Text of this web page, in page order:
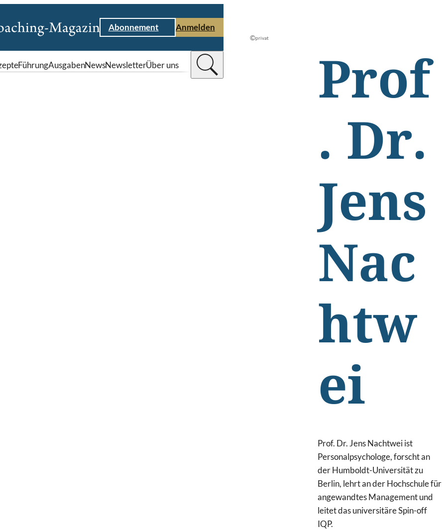
Abonnement Anmelden
FührungAusgabenNewsNewsletterÜber uns
©privat
Prof
. Dr.
Jens
Nac
htw
ei
Prof. Dr. Jens Nachtwei ist
Personalpsychologe, forscht an
der Humboldt-Universität zu
Berlin, lehrt an der Hochschule für
angewandtes Management und
leitet das universitäre Spin-off
IQP.